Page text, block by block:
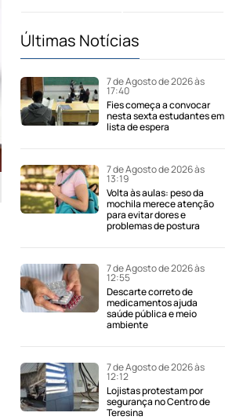
Últimas Notícias
7 de Agosto de 2026 às
17:40
Fies começa a convocar
nesta sexta estudantes em
lista de espera
7 de Agosto de 2026 às
13:19
Volta às aulas: peso da
mochila merece atenção
para evitar dores e
problemas de postura
7 de Agosto de 2026 às
12:55
Descarte correto de
medicamentos ajuda
saúde pública e meio
ambiente
7 de Agosto de 2026 às
12:12
Lojistas protestam por
segurança no Centro de
Teresina